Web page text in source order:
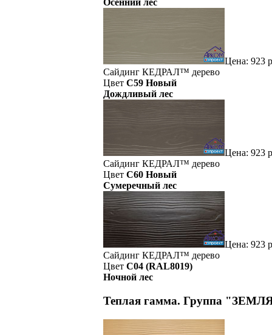
Осенний лес
Цена: 923
Сайдинг КЕДРАЛ™ дерево
Цвет C59 Новый
Дождливый лес
Цена: 923
Сайдинг КЕДРАЛ™ дерево
Цвет C60 Новый
Сумеречный лес
Цена: 923
Сайдинг КЕДРАЛ™ дерево
Цвет C04 (RAL8019)
Ночной лес
Теплая гамма. Группа